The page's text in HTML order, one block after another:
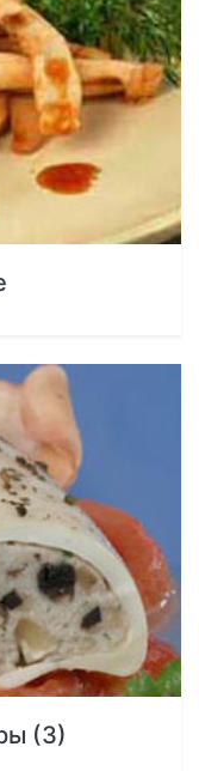
(3)